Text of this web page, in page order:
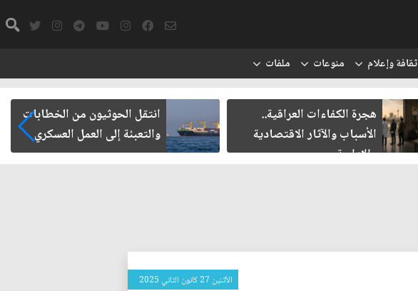
ثقافة وإعلام منوعات ملفات
هجرة الكفاءات العراقية..
الأسباب والآثار الاقتصادية
والإدارية
انتقل الحوثيون من الخطابات
والتعبئة إلى العمل العسكري
الأثنين 27 كانون الثاني 2025